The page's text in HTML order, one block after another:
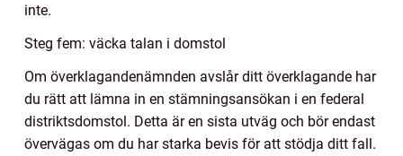
inte.
Steg fem: väcka talan i domstol
Om överklagandenämnden avslår ditt överklagande har
du rätt att lämna in en stämningsansökan i en federal
distriktsdomstol. Detta är en sista utväg och bör endast
övervägas om du har starka bevis för att stödja ditt fall.